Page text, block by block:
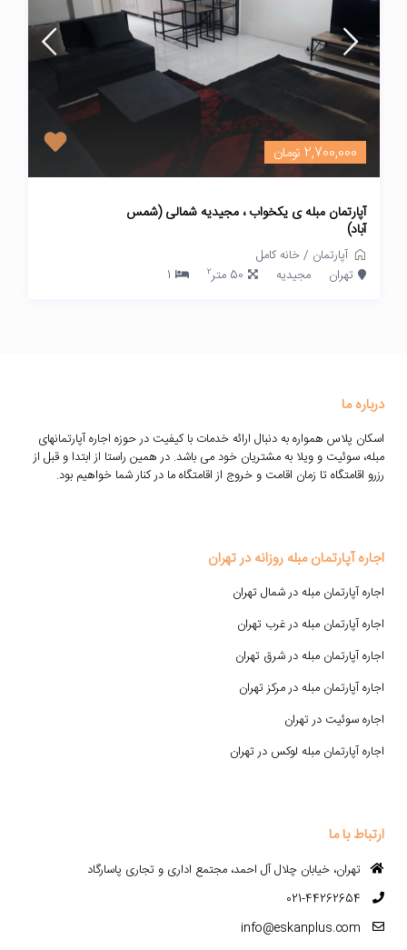
2,700,000 تومان
آپارتمان مبله ی یکخواب ، مجیدیه شمالی (شمس
آباد)
آپارتمان /خانه کامل
تهران
مجیدیه 50 متر 2
1
درباره ما
اسکان پلاس همواره به دنبال ارائه خدمات با کیفیت در حوزه اجاره آپارتمانهای
مبله، سوئیت و ویلا به مشتریان خود می باشد. در همین راستا از ابتدا و قبل از
رزرو اقامتگاه تا زمان اقامت و خروج از اقامتگاه ما در کنار شما خواهیم بود.
اجاره آپارتمان مبله روزانه در تهران
اجاره آپارتمان مبله در شمال تهران
اجاره آپارتمان مبله در غرب تهران
اجاره آپارتمان مبله در شرق تهران
اجاره آپارتمان مبله در مرکز تهران
اجاره سوئیت در تهران
اجاره آپارتمان مبله لوکس در تهران
ارتباط با ما
تهران، خیابان چلال آل احمد، مجتمع اداری و تجاری پاسارگاد
021-44262654
info@eskanplus.com